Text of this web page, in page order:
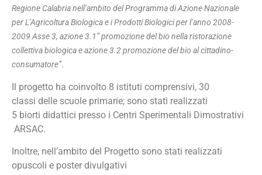
Regione Calabria nell’ambito del Programma di Azione Nazionale
per L’Agricoltura Biologica e i Prodotti Biologici per l’anno 2008-
2009 Asse 3, azione 3.1” promozione del bio nella ristorazione
collettiva biologica e azione 3.2 promozione del bio al cittadino-
consumatore”.
Il progetto ha coinvolto 8 istituti comprensivi, 30
classi delle scuole primarie; sono stati realizzati
5 biorti didattici presso i Centri Sperimentali Dimostrativi
ARSAC.
Inoltre, nell’ambito del Progetto sono stati realizzati
opuscoli e poster divulgativi